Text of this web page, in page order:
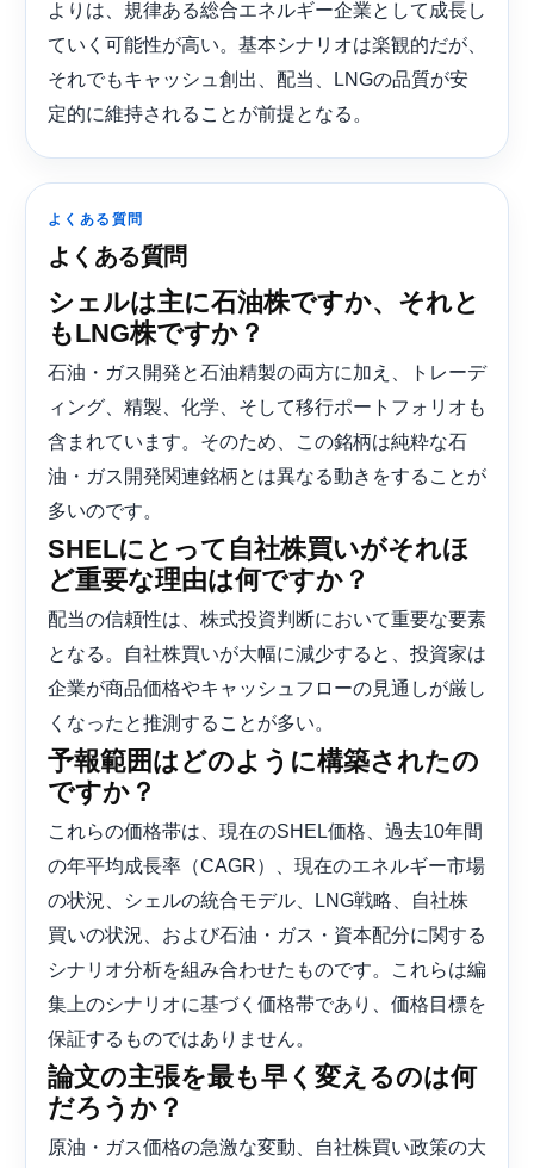
よりは、規律ある総合エネルギー企業として成長し
ていく可能性が高い。基本シナリオは楽観的だが、
それでもキャッシュ創出、配当、LNGの品質が安
定的に維持されることが前提となる。
よくある質問
よくある質問
シェルは主に石油株ですか、それと
もLNG株ですか？
石油・ガス開発と石油精製の両方に加え、トレーデ
ィング、精製、化学、そして移行ポートフォリオも
含まれています。そのため、この銘柄は純粋な石
油・ガス開発関連銘柄とは異なる動きをすることが
多いのです。
SHELにとって自社株買いがそれほ
ど重要な理由は何ですか？
配当の信頼性は、株式投資判断において重要な要素
となる。自社株買いが大幅に減少すると、投資家は
企業が商品価格やキャッシュフローの見通しが厳し
くなったと推測することが多い。
予報範囲はどのように構築されたの
ですか？
これらの価格帯は、現在のSHEL価格、過去10年間
の年平均成長率（CAGR）、現在のエネルギー市場
の状況、シェルの統合モデル、LNG戦略、自社株
買いの状況、および石油・ガス・資本配分に関する
シナリオ分析を組み合わせたものです。これらは編
集上のシナリオに基づく価格帯であり、価格目標を
保証するものではありません。
論文の主張を最も早く変えるのは何
だろうか？
原油・ガス価格の急激な変動、自社株買い政策の大